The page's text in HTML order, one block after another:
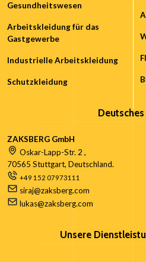
Gesundheitswesen
Arbeitskleidung für das
Gastgewerbe
Industrielle Arbeitskleidung
Schutzkleidung
ZAKSBERG GmbH
Oskar-Lapp-Str. 2 ,
70565 Stuttgart, Deutschland.
+49 152 07973111
siraj@zaksberg.com
lukas@zaksberg.com
Unsere